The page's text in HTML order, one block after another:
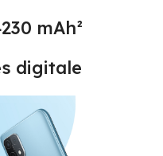
mAh²
digitale